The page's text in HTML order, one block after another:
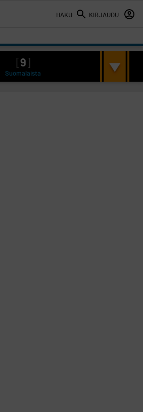
HAKU KIRJAUDU
9
Suomalaista